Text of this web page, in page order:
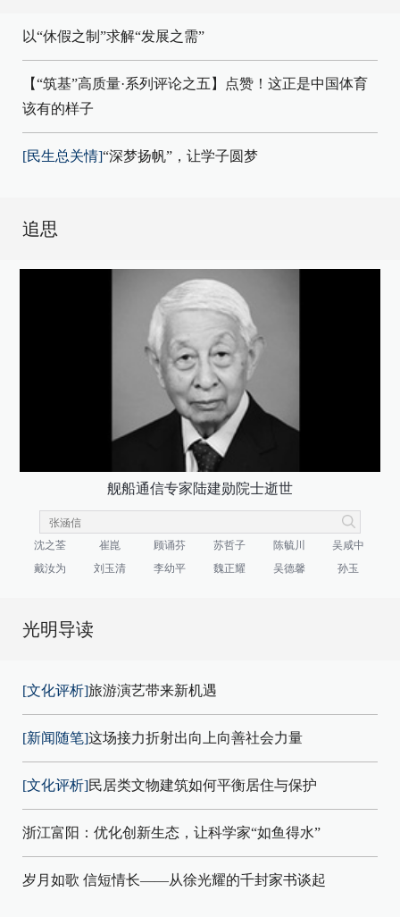
以“休假之制”求解“发展之需”
【“筑基”高质量·系列评论之五】点赞！这正是中国体育
该有的样子
[民生总关情]“深梦扬帆”，让学子圆梦
追思
舰船通信专家陆建勋院士逝世
沈之荃 崔崑 顾诵芬 苏哲子 陈毓川
吴咸中
戴汝为
刘玉清 李幼平 魏正耀 吴德馨 孙玉
光明导读
[文化评析]旅游演艺带来新机遇
[新闻随笔]这场接力折射出向上向善社会力量
[文化评析]民居类文物建筑如何平衡居住与保护
浙江富阳：优化创新生态，让科学家“如鱼得水”
岁月如歌 信短情长——从徐光耀的千封家书谈起